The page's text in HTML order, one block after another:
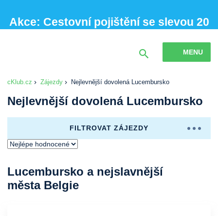
Akce: Cestovní pojištění se slevou 20
MENU
cKlub.cz Zájezdy Nejlevnější dovolená Lucembursko
Nejlevnější dovolená Lucembursko
FILTROVAT ZÁJEZDY
Lucembursko a nejslavnější
města Belgie